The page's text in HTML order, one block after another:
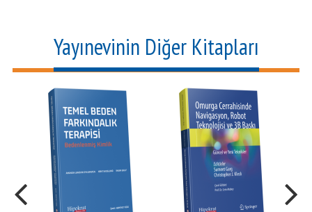
Yayınevinin Diğer Kitapları